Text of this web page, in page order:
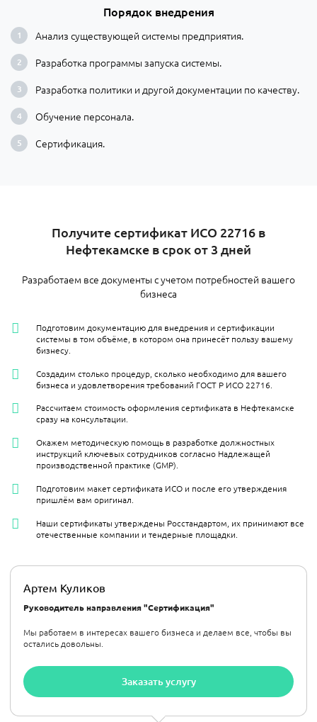
Порядок внедрения
Анализ существующей системы предприятия.
Разработка программы запуска системы.
Разработка политики и другой документации по качеству.
Обучение персонала.
Сертификация.
​Получите сертификат ИСО 22716 в
Нефтекамске в срок от 3 дней
Разработаем все документы с учетом потребностей вашего
бизнеса
Артем Куликов
Руководитель направления "Сертификация"
Мы работаем в интересах вашего бизнеса и делаем все, чтобы вы
остались довольны.
Заказать услугу
Подготовим документацию для внедрения и сертификации
системы в том объёме, в котором она принесёт пользу вашему
бизнесу.
Создадим столько процедур, сколько необходимо для вашего
бизнеса и удовлетворения требований ГОСТ Р ИСО 22716.
Рассчитаем стоимость оформления сертификата в Нефтекамске
сразу на консультации.
Окажем методическую помощь в разработке должностных
инструкций ключевых сотрудников согласно Надлежащей
производственной практике (GMP).
Подготовим макет сертификата ИСО и после его утверждения
пришлём вам оригинал.
Наши сертификаты утверждены Росстандартом, их принимают все
отечественные компании и тендерные площадки.